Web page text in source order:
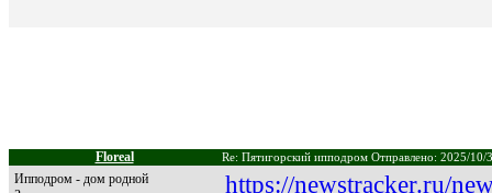
Floreal Re: Пятигорский ипподром Отправлено: 2025/10/
Ипподром - дом родной
https://newstracker.ru/